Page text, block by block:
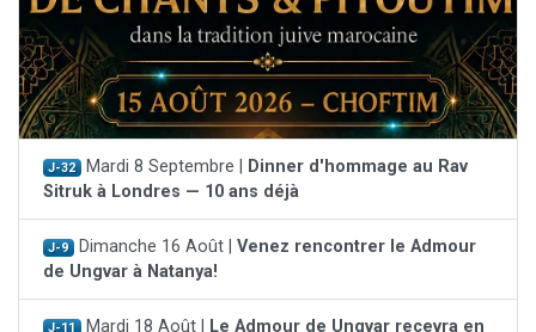
J-32 Mardi 8 Septembre |
Dinner d'hommage au Rav
Sitruk à Londres — 10 ans déjà
J-9 Dimanche 16 Août | Venez rencontrer le Admour
de Ungvar à Natanya!
J-11 Mardi 18 Août |
Le Admour de Ungvar recevra en